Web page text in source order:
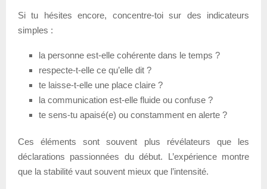
Si tu hésites encore, concentre-toi sur des indicateurs
simples :
la personne est-elle cohérente dans le temps ?
respecte-t-elle ce qu’elle dit ?
te laisse-t-elle une place claire ?
la communication est-elle fluide ou confuse ?
te sens-tu apaisé(e) ou constamment en alerte ?
Ces éléments sont souvent plus révélateurs que les
déclarations passionnées du début. L’expérience montre
que la stabilité vaut souvent mieux que l’intensité.